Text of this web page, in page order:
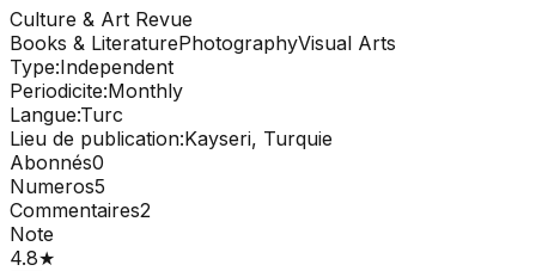
Culture & Art Revue
Books & LiteraturePhotographyVisual Arts
Type:Independent
Periodicite:Monthly
Langue:Turc
Lieu de publication:Kayseri, Turquie
Abonnés0
Numeros5
Commentaires2
Note
4.8★